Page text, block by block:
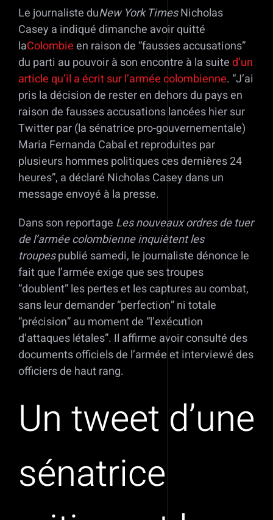
Le journaliste duNew York TimesNicholas
Casey a indiqué dimanche avoir quitté
laColombieen raison de “fausses accusations”
du parti au pouvoir à son encontre à la suited’un
article qu’il a écrit sur l’armée colombienne. “J’ai
pris la décision de rester en dehors du pays en
raison de fausses accusations lancées hier sur
Twitter par (la sénatrice pro-gouvernementale)
Maria Fernanda Cabal et reproduites par
plusieurs hommes politiques ces dernières 24
heures”, a déclaré Nicholas Casey dans un
message envoyé à la presse.
Dans son reportage Les nouveaux ordres de tuer
de l’armée colombienne inquiètent les
troupespublié samedi, le journaliste dénonce le
fait que l’armée exige que ses troupes
“doublent” les pertes et les captures au combat,
sans leur demander “perfection” ni totale
“précision” au moment de “l’exécution
d’attaques létales”. Il affirme avoir consulté des
documents officiels de l’armée et interviewé des
officiers de haut rang.
Un tweet d’une
sénatrice